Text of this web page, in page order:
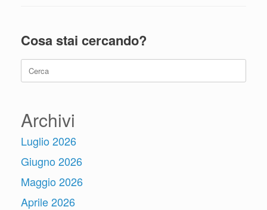
Cosa stai cercando?
Ricerca
per:
Archivi
Luglio 2026
Giugno 2026
Maggio 2026
Aprile 2026